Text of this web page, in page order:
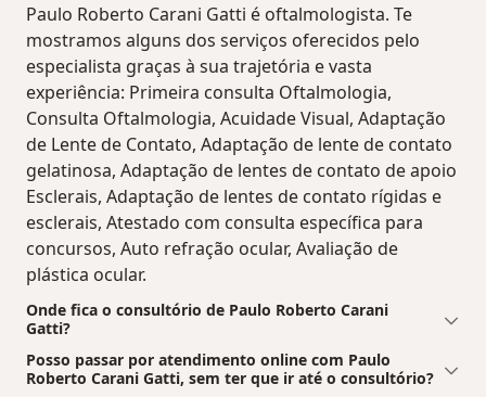
Paulo Roberto Carani Gatti é oftalmologista. Te
mostramos alguns dos serviços oferecidos pelo
especialista graças à sua trajetória e vasta
experiência: Primeira consulta Oftalmologia,
Consulta Oftalmologia, Acuidade Visual, Adaptação
de Lente de Contato, Adaptação de lente de contato
gelatinosa, Adaptação de lentes de contato de apoio
Esclerais, Adaptação de lentes de contato rígidas e
esclerais, Atestado com consulta específica para
concursos, Auto refração ocular, Avaliação de
plástica ocular.
Onde fica o consultório de Paulo Roberto Carani
Gatti?
Posso passar por atendimento online com Paulo
Roberto Carani Gatti, sem ter que ir até o consultório?